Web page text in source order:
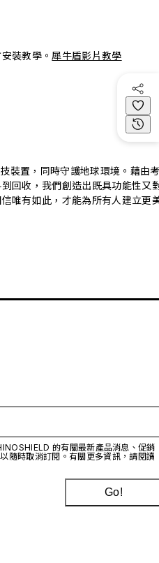
裝教學。 犀牛盾影片教學
裝置，同時守護地球環境。藉由
回收，我們創造出既具功能性又
唯有如此，才能為所有人建立更
的有關最新產品消息、促銷
隨時取消訂閱。有關更多資訊，請閱讀
Go!